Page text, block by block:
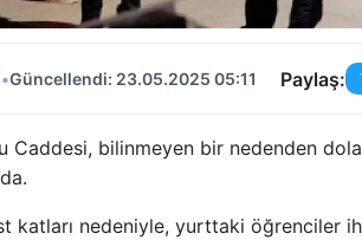
•Güncellendi: 23.05.2025 05:11 Paylaş:
Caddesi, bilinmeyen bir nedenden
katları nedeniyle, yurttaki öğrenciler